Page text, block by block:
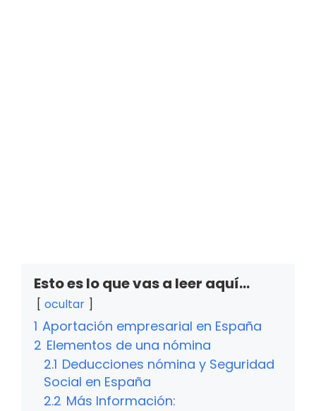
Esto es lo que vas a leer aquí...
ocultar
1 Aportación empresarial en España
2 Elementos de una nómina
2.1 Deducciones nómina y Seguridad
Social en España
2.2 Más Información: